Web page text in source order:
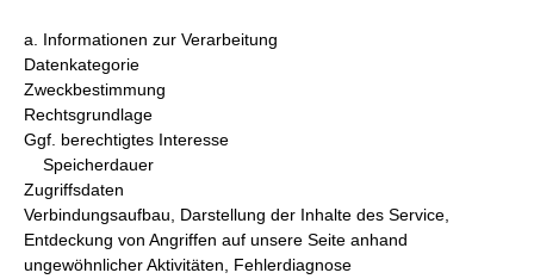
a. Informationen zur Verarbeitung
Datenkategorie
Zweckbestimmung
Rechtsgrundlage
Ggf. berechtigtes Interesse
Speicherdauer
Zugriffsdaten
Verbindungsaufbau, Darstellung der Inhalte des Service,
Entdeckung von Angriffen auf unsere Seite anhand
ungewöhnlicher Aktivitäten, Fehlerdiagnose